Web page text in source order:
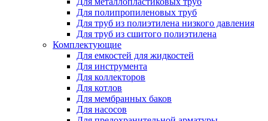
Для полипропиленовых труб
Для труб из полиэтилена низкого давления
Для труб из сшитого полиэтилена
Комплектующие
Для емкостей для жидкостей
Для инструмента
Для коллекторов
Для котлов
Для мембранных баков
Для насосов